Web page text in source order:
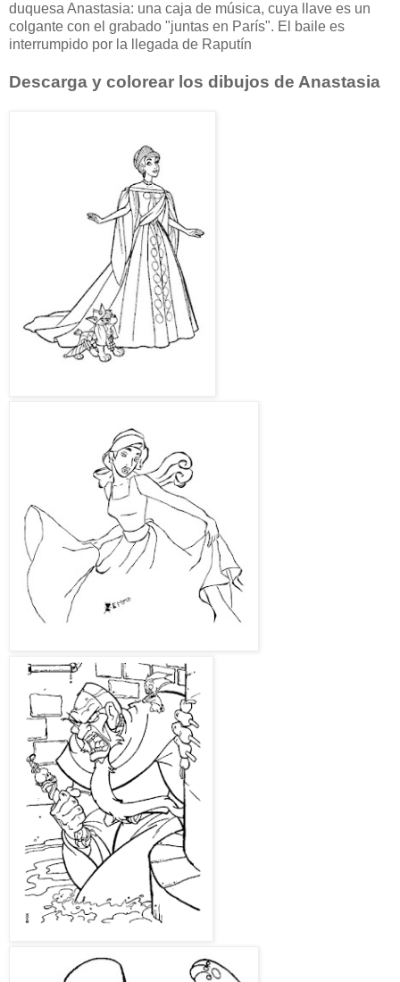
duquesa Anastasia: una caja de música, cuya llave es un
colgante con el grabado "juntas en París". El baile es
interrumpido por la llegada de Raputín
Descarga y colorear los dibujos de Anastasia